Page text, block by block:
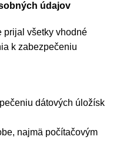
údajov
prijal všetky vhodné
k zabezpečeniu
dátových úložísk
najmä počítačovým